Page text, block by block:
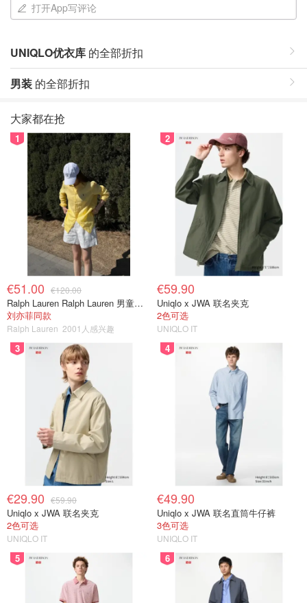
打开App写评论
UNIQLO优衣库 的全部折扣
男装 的全部折扣
大家都在抢
1
€51.00 €120.00
Ralph Lauren Ralph Lauren 男童亚麻衬衫
刘亦菲同款
Ralph Lauren 2001人感兴趣
2
€59.90
Uniqlo x JWA 联名夹克
2色可选
UNIQLO IT
3
€29.90 €59.90
Uniqlo x JWA 联名夹克
2色可选
UNIQLO IT
4
€49.90
Uniqlo x JWA 联名直筒牛仔裤
3色可选
UNIQLO IT
5 6